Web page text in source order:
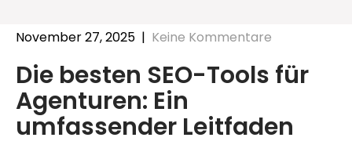
November 27, 2025 | Keine Kommentare
Die besten SEO-Tools für
Agenturen: Ein
umfassender Leitfaden